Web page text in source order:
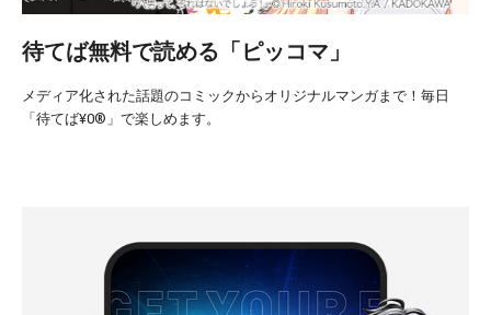
待てば無料で読める「ピッコマ」
メディア化された話題のコミックからオリジナルマンガまで！ 毎日
「待てば¥0®︎」で楽しめます。